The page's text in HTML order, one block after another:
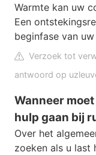
Warmte kan uw
Een
beginfase van
Verzoek tot
antwoord op
Wanneer
hulp gaan bij
Over het
zoeken als u last